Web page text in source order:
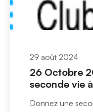
29 août 2024
26 Octobre
seconde vie
Donnez une